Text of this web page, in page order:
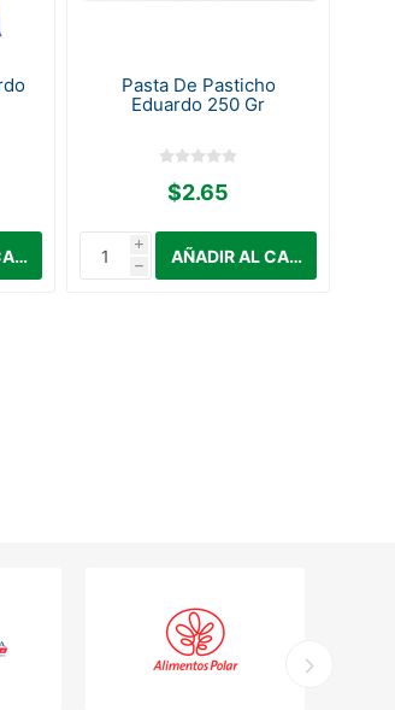
Pasta De Pasticho
Eduardo 250 Gr
$2.65
i
h